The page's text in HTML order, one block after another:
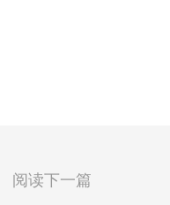
阅读下一篇